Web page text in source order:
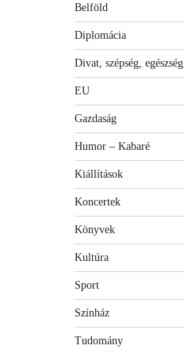
Belföld
Diplomácia
Divat, szépség, egészség
EU
Gazdaság
Humor – Kabaré
Kiállítások
Koncertek
Könyvek
Kultúra
Sport
Színház
Tudomány